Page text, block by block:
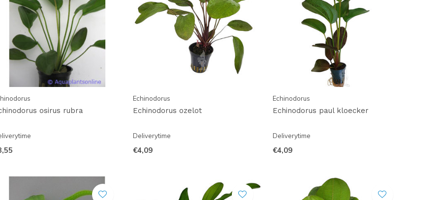
osirus rubra
Echinodorus
Echinodorus ozelot
Deliverytime
€4,09
Echinodorus
Echinodorus paul kloecker
Deliverytime
€4,09